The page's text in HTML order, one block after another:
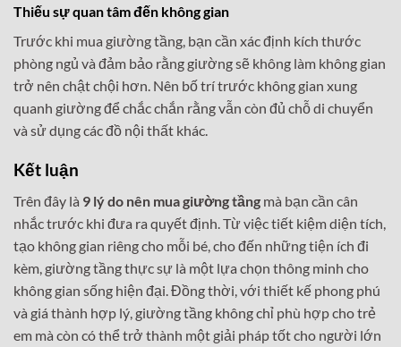
Thiếu sự quan tâm đến không gian
Trước khi mua giường tầng, bạn cần xác định kích thước
phòng ngủ và đảm bảo rằng giường sẽ không làm không gian
trở nên chật chội hơn. Nên bố trí trước không gian xung
quanh giường để chắc chắn rằng vẫn còn đủ chỗ di chuyển
và sử dụng các đồ nội thất khác.
Kết luận
Trên đây là 9 lý do nên mua giường tầng mà bạn cần cân
nhắc trước khi đưa ra quyết định. Từ việc tiết kiệm diện tích,
tạo không gian riêng cho mỗi bé, cho đến những tiện ích đi
kèm, giường tầng thực sự là một lựa chọn thông minh cho
không gian sống hiện đại. Đồng thời, với thiết kế phong phú
và giá thành hợp lý, giường tầng không chỉ phù hợp cho trẻ
em mà còn có thể trở thành một giải pháp tốt cho người lớn